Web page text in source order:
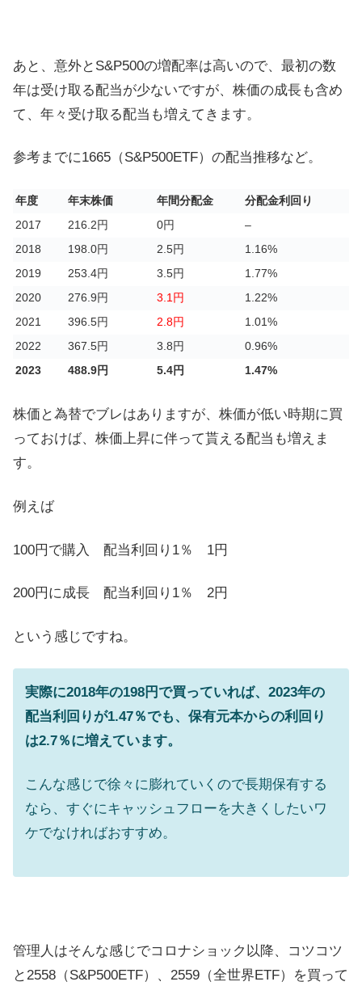
あと、意外とS&P500の増配率は高いので、最初の数
年は受け取る配当が少ないですが、株価の成長も含め
て、年々受け取る配当も増えてきます。
参考までに1665（S&P500ETF）の配当推移など。
年度 年末株価 年間分配金
分配金利回り
2017
216.2円 0円
–
2018
198.0円 2.5円
1.16%
2019
253.4円 3.5円
1.77%
2020
276.9円 3.1円
1.22%
2021
396.5円 2.8円
1.01%
2022
367.5円 3.8円
0.96%
2023
488.9円 5.4円 1.47%
株価と為替でブレはありますが、株価が低い時期に買
っておけば、株価上昇に伴って貰える配当も増えま
す。
例えば
100円で購入 配当利回り1％ 1円
200円に成長 配当利回り1％ 2円
という感じですね。
実際に2018年の198円で買っていれば、2023年の
配当利回りが1.47％でも、保有元本からの利回り
は2.7％に増えています。
こんな感じで徐々に膨れていくので長期保有する
なら、すぐにキャッシュフローを大きくしたいワ
ケでなければおすすめ。
管理人はそんな感じでコロナショック以降、コツコツ
と2558（S&P500ETF）、2559（全世界ETF）を買って